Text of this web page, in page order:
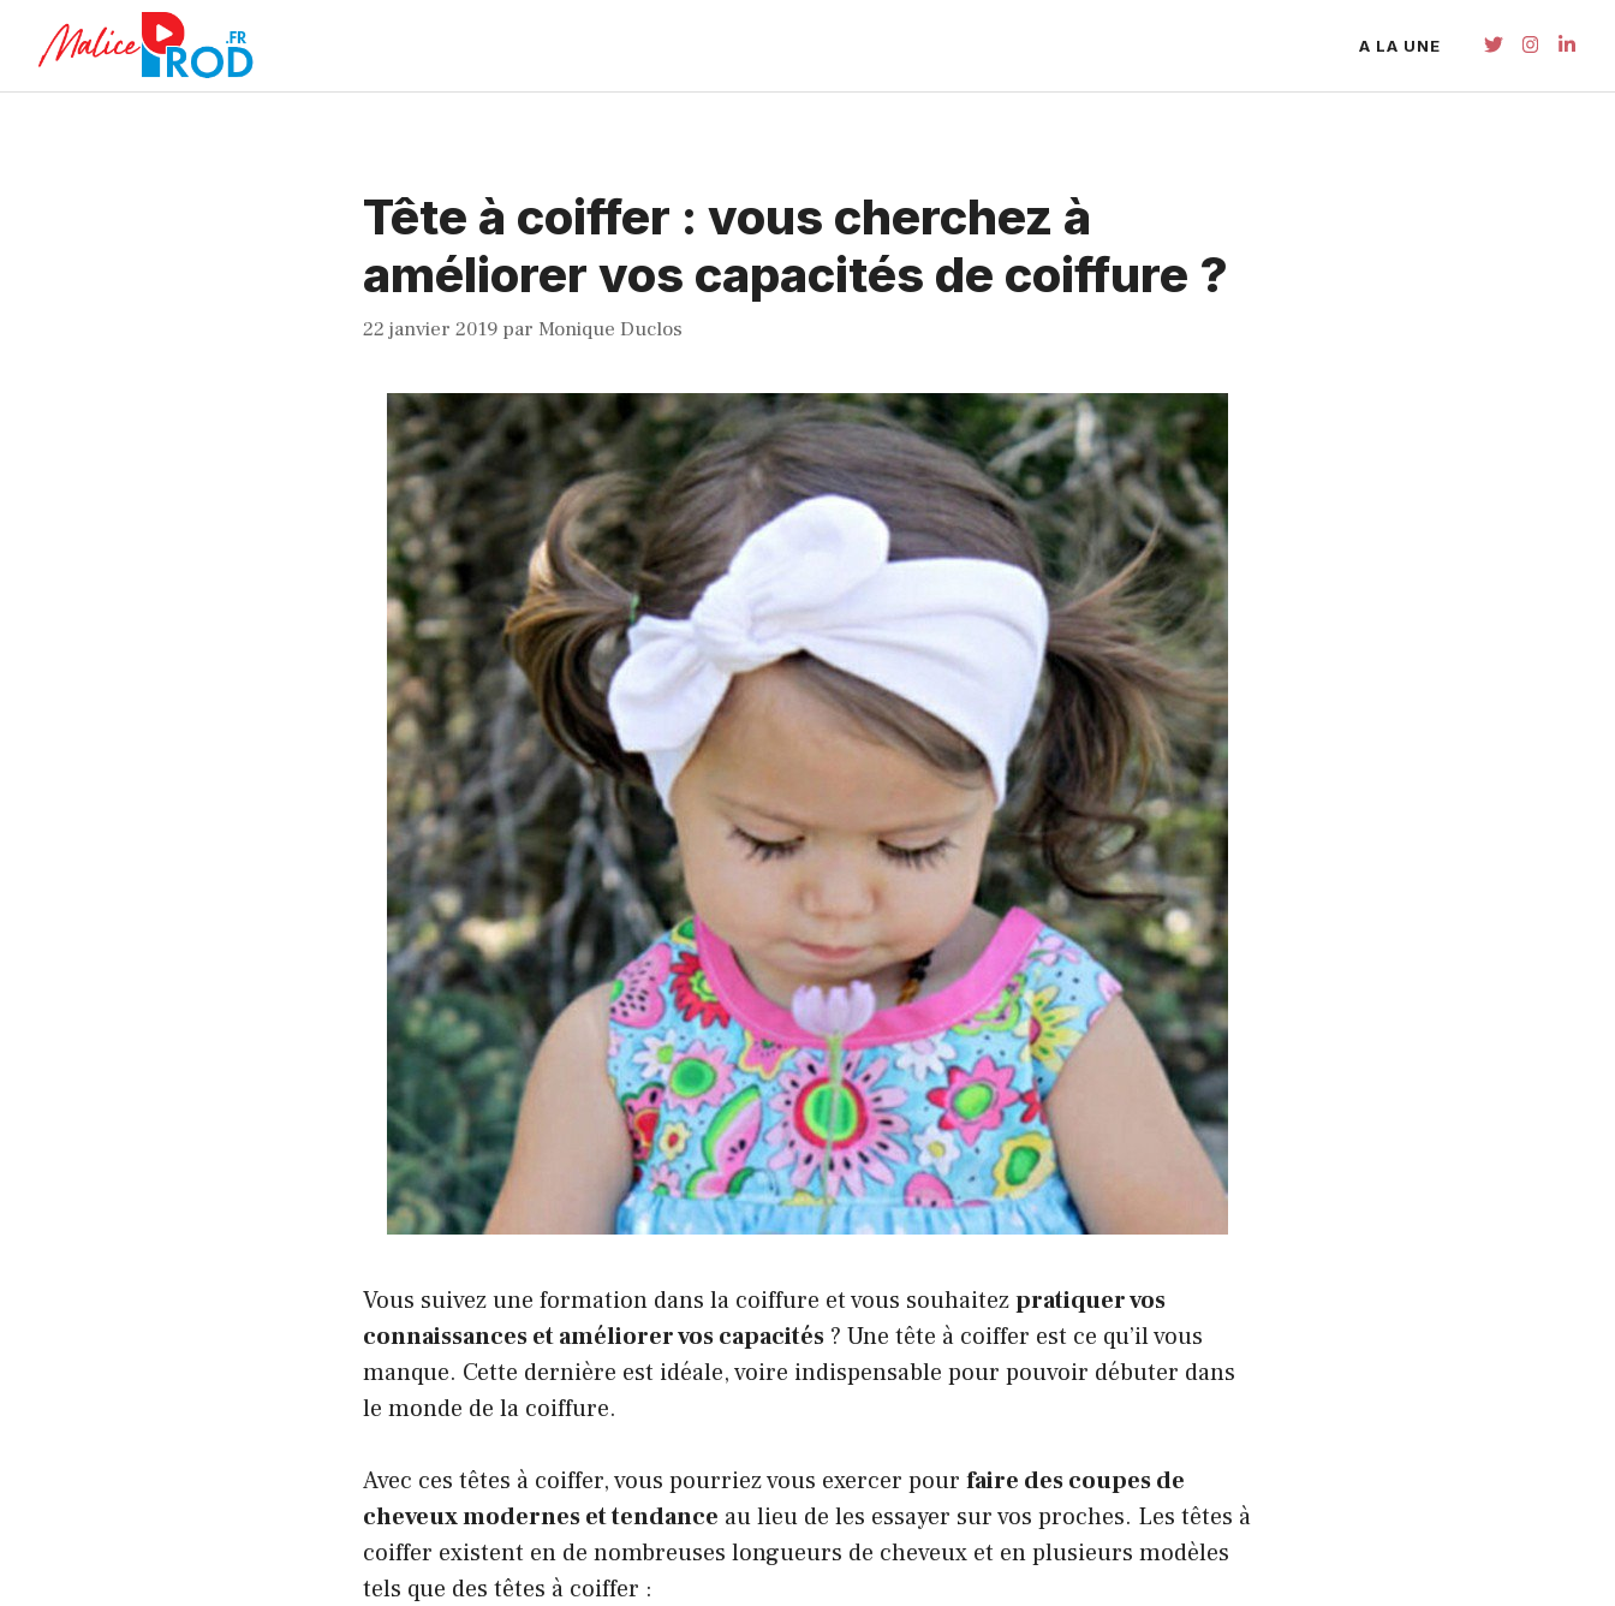
contenu
A LA UNE
Tête à coiffer : vous cherchez à
améliorer vos capacités de coiffure ?
22 janvier 2019 par Monique Duclos
Vous suivez une formation dans la coiffure et vous souhaitezpratiquer vos
connaissances et améliorer vos capacités ? Une tête à coiffer est ce qu’il vous
manque. Cette dernière est idéale, voire indispensable pour pouvoir débuter dans
le monde de la coiffure.
Avec ces têtes à coiffer, vous pourriez vous exercer pour faire des coupes de
cheveux modernes et tendance au lieu de les essayer sur vos proches. Les têtes à
coiffer existent en de nombreuses longueurs de cheveux et en plusieurs modèles
tels que des têtes à coiffer :